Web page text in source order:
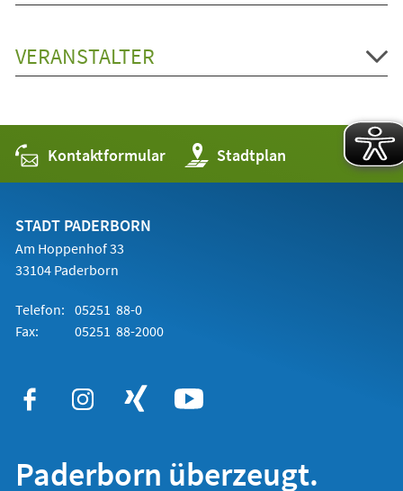
VERANSTALTER
Kontaktformular Stadtplan
(Öffnet
in
einem
STADT PADERBORN
Am Hoppenhof 33
33104 Paderborn
Telefon: 05251 88-0
Fax:
05251 88-2000
Paderborn überzeugt.